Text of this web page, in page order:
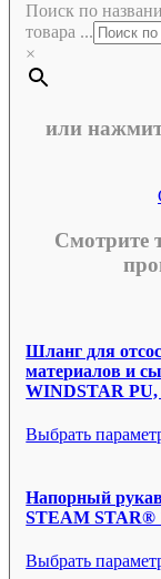
Поиск по
товара ...
×
или
Смотрите
Шланг для
материалов и
WINDSTAR
Выбрать
Напорный
STEAM STAR®
Выбрать